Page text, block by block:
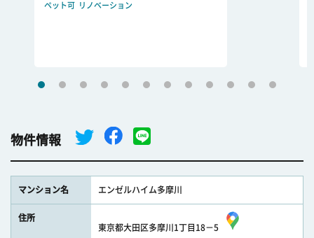
ペット可 リノベーション
物件情報
マンション名 エンゼルハイム多摩川
住所
東京都大田区多摩川1丁目18－5